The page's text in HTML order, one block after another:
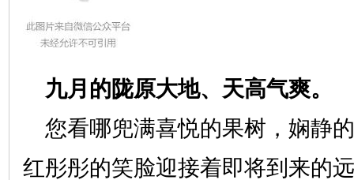
九月的陇原大地、天高气爽。
您看哪兜满喜悦的果树，娴静
红彤彤的笑脸迎接着即将到来的